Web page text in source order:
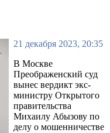
21 декабря 2023, 20:35
В Москве
Преображенский суд
вынес вердикт экс-
министру Открытого
правительства
Михаилу Абызову по
делу о мошенничестве